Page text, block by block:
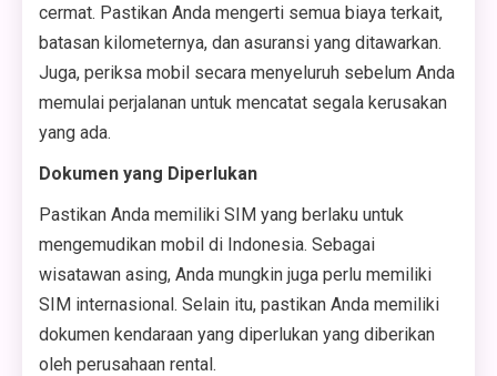
cermat. Pastikan Anda mengerti semua biaya terkait,
batasan kilometernya, dan asuransi yang ditawarkan.
Juga, periksa mobil secara menyeluruh sebelum Anda
memulai perjalanan untuk mencatat segala kerusakan
yang ada.
Dokumen yang Diperlukan
Pastikan Anda memiliki SIM yang berlaku untuk
mengemudikan mobil di Indonesia. Sebagai
wisatawan asing, Anda mungkin juga perlu memiliki
SIM internasional. Selain itu, pastikan Anda memiliki
dokumen kendaraan yang diperlukan yang diberikan
oleh perusahaan rental.